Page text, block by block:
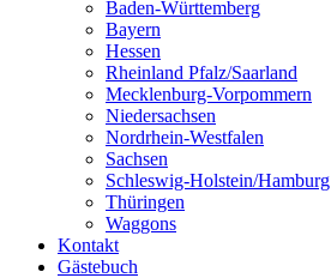
Baden-Württemberg
Bayern
Hessen
Rheinland Pfalz/Saarland
Mecklenburg-Vorpommern
Niedersachsen
Nordrhein-Westfalen
Sachsen
Schleswig-Holstein/Hamburg
Thüringen
Waggons
Kontakt
Gästebuch